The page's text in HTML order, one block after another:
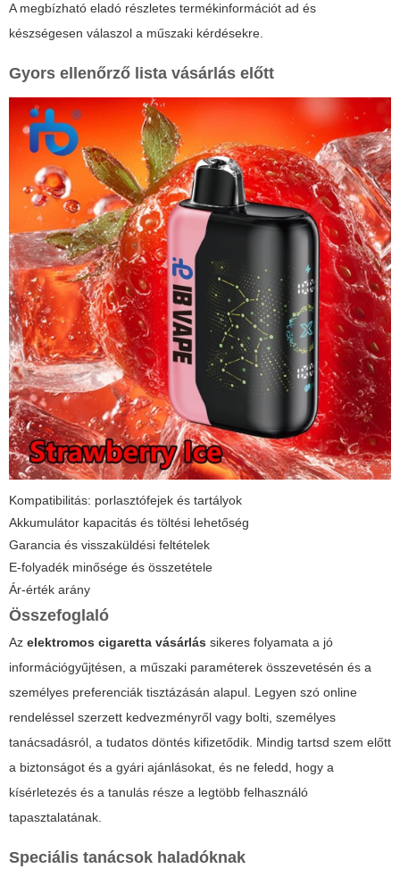
A megbízható eladó részletes termékinformációt ad és
készségesen válaszol a műszaki kérdésekre.
Gyors ellenőrző lista vásárlás előtt
Kompatibilitás: porlasztófejek és tartályok
Akkumulátor kapacitás és töltési lehetőség
Garancia és visszaküldési feltételek
E-folyadék minősége és összetétele
Ár-érték arány
Összefoglaló
Az elektromos cigaretta vásárlás sikeres folyamata a jó
információgyűjtésen, a műszaki paraméterek összevetésén és a
személyes preferenciák tisztázásán alapul. Legyen szó online
rendeléssel szerzett kedvezményről vagy bolti, személyes
tanácsadásról, a tudatos döntés kifizetődik. Mindig tartsd szem előtt
a biztonságot és a gyári ajánlásokat, és ne feledd, hogy a
kísérletezés és a tanulás része a legtöbb felhasználó
tapasztalatának.
Speciális tanácsok haladóknak